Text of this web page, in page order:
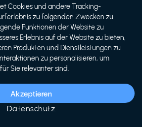
Brand für urbane Fahrräder...
Cookies und andere Tracking-
zu folgenden Zwecken zu
Funktionen der Website zu
Erlebnis auf der Website zu bieten,
Produkten und Dienstleistungen zu
zu personalisieren, um
Sie relevanter sind.
Akzeptieren
Datenschutz